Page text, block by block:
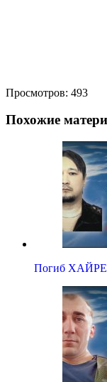
Просмотров: 493
Похожие
Погиб